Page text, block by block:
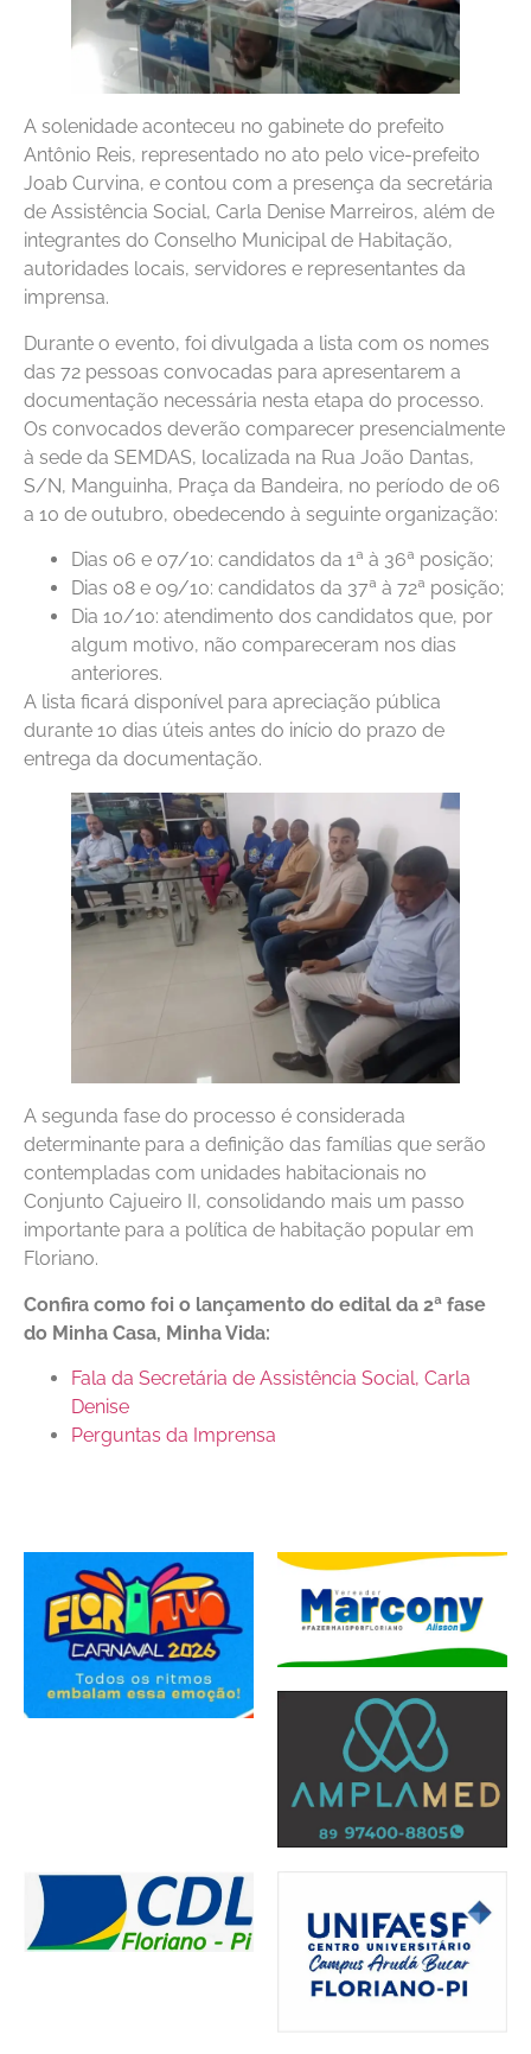
A solenidade aconteceu no gabinete do prefeito
Antônio Reis, representado no ato pelo vice-prefeito
Joab Curvina, e contou com a presença da secretária
de Assistência Social, Carla Denise Marreiros, além de
integrantes do Conselho Municipal de Habitação,
autoridades locais, servidores e representantes da
imprensa.
Durante o evento, foi divulgada a lista com os nomes
das 72 pessoas convocadas para apresentarem a
documentação necessária nesta etapa do processo.
Os convocados deverão comparecer presencialmente
à sede da SEMDAS, localizada na Rua João Dantas,
S/N, Manguinha, Praça da Bandeira, no período de 06
a 10 de outubro, obedecendo à seguinte organização:
Dias 06 e 07/10: candidatos da 1ª à 36ª posição;
Dias 08 e 09/10: candidatos da 37ª à 72ª posição;
Dia 10/10: atendimento dos candidatos que, por
algum motivo, não compareceram nos dias
anteriores.
A lista ficará disponível para apreciação pública
durante 10 dias úteis antes do início do prazo de
entrega da documentação.
A segunda fase do processo é considerada
determinante para a definição das famílias que serão
contempladas com unidades habitacionais no
Conjunto Cajueiro II, consolidando mais um passo
importante para a política de habitação popular em
Floriano.
Confira como foi o lançamento do edital da 2ª fase
do Minha Casa, Minha Vida:
Fala da Secretária de Assistência Social, Carla
Denise
Perguntas da Imprensa